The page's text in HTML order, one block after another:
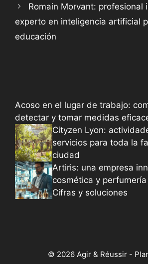
Romain Morvant: profesional
experto en inteligencia artificial
educación
Acoso en el lugar de trabajo:
detectar y tomar medidas
Cityzen Lyon:
servicios para toda la
ciudad
Artiris: una empresa
cosmética y
Cifras y soluciones
© 2026 Agir & Réussir -